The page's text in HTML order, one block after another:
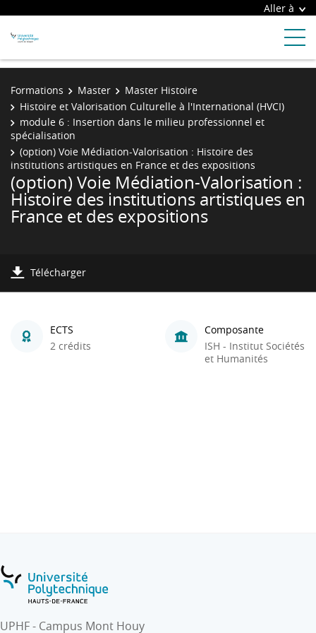
Aller à
Formations Master
Master Histoire
Histoire et Valorisation Culturelle à l'International (HVCI)
module 6 : Insertion dans le milieu professionnel et
spécialisation
(option) Voie Médiation-Valorisation : Histoire des
institutions artistiques en France et des expositions
(option) Voie Médiation-Valorisation :
Histoire des institutions artistiques en
France et des expositions
Télécharger
ECTS
2 crédits
Composante
ISH - Institut Sociétés
et Humanités
UPHF - Campus Mont Houy